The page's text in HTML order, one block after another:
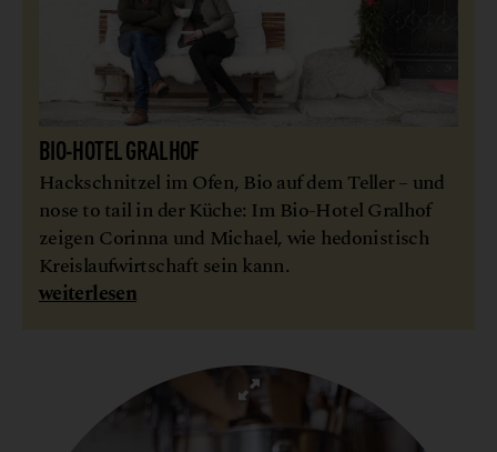
BIO-HOTEL GRALHOF
Hackschnitzel im Ofen, Bio auf dem Teller – und
nose to tail in der Küche: Im Bio-Hotel Gralhof
zeigen Corinna und Michael, wie hedonistisch
Kreislaufwirtschaft sein kann.
weiterlesen